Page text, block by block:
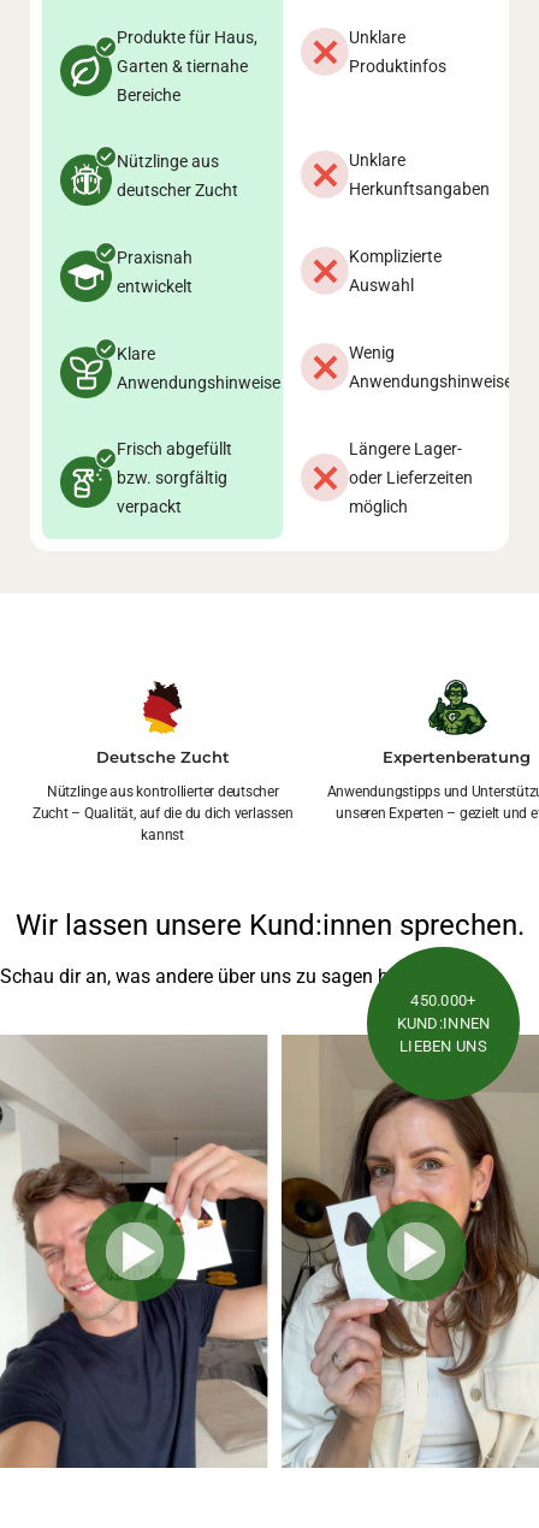
Produkte für Haus,
Garten & tiernahe
Bereiche
Unklare
Produktinfos
Nützlinge aus
deutscher Zucht
Unklare
Herkunftsangaben
Praxisnah
entwickelt
Komplizierte
Auswahl
Klare
Anwendungshinweise
Wenig
Anwendungshinweise
Frisch abgefüllt
bzw. sorgfältig
verpackt
Längere Lager-
oder Lieferzeiten
möglich
Deutsche Zucht
Nützlinge aus kontrollierter deutscher
Zucht – Qualität, auf die du dich verlassen
kannst
Expertenberatung
Anwendungstipps und
unseren Experten – gezielt und
Wir lassen unsere Kund:innen sprechen.
Schau dir an, was andere über uns zu sagen haben.
450.000+
KUND:INNEN
LIEBEN UNS